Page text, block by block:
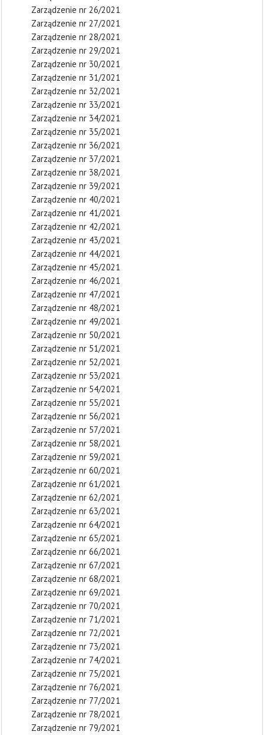
Zarządzenie nr 26/2021
Zarządzenie nr 27/2021
Zarządzenie nr 28/2021
Zarządzenie nr 29/2021
Zarządzenie nr 30/2021
Zarządzenie nr 31/2021
Zarządzenie nr 32/2021
Zarządzenie nr 33/2021
Zarządzenie nr 34/2021
Zarządzenie nr 35/2021
Zarządzenie nr 36/2021
Zarządzenie nr 37/2021
Zarządzenie nr 38/2021
Zarządzenie nr 39/2021
Zarządzenie nr 40/2021
Zarządzenie nr 41/2021
Zarządzenie nr 42/2021
Zarządzenie nr 43/2021
Zarządzenie nr 44/2021
Zarządzenie nr 45/2021
Zarządzenie nr 46/2021
Zarządzenie nr 47/2021
Zarządzenie nr 48/2021
Zarządzenie nr 49/2021
Zarządzenie nr 50/2021
Zarządzenie nr 51/2021
Zarządzenie nr 52/2021
Zarządzenie nr 53/2021
Zarządzenie nr 54/2021
Zarządzenie nr 55/2021
Zarządzenie nr 56/2021
Zarządzenie nr 57/2021
Zarządzenie nr 58/2021
Zarządzenie nr 59/2021
Zarządzenie nr 60/2021
Zarządzenie nr 61/2021
Zarządzenie nr 62/2021
Zarządzenie nr 63/2021
Zarządzenie nr 64/2021
Zarządzenie nr 65/2021
Zarządzenie nr 66/2021
Zarządzenie nr 67/2021
Zarządzenie nr 68/2021
Zarządzenie nr 69/2021
Zarządzenie nr 70/2021
Zarządzenie nr 71/2021
Zarządzenie nr 72/2021
Zarządzenie nr 73/2021
Zarządzenie nr 74/2021
Zarządzenie nr 75/2021
Zarządzenie nr 76/2021
Zarządzenie nr 77/2021
Zarządzenie nr 78/2021
Zarządzenie nr 79/2021